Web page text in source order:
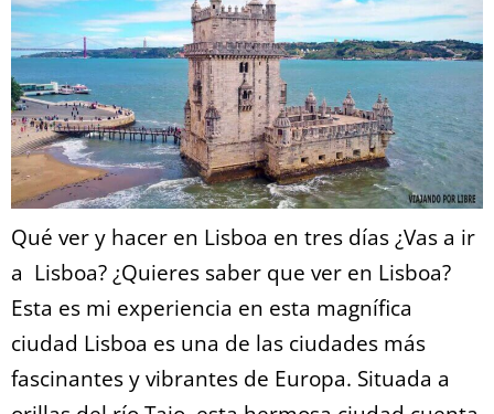
Qué ver y hacer en Lisboa en tres días ¿Vas a ir
a Lisboa? ¿Quieres saber que ver en Lisboa?
Esta es mi experiencia en esta magnífica
ciudad Lisboa es una de las ciudades más
fascinantes y vibrantes de Europa. Situada a